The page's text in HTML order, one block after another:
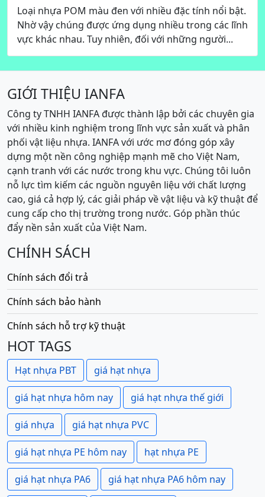
Loại nhựa POM màu đen với nhiều đặc tính nổi bật.
Nhờ vậy chúng được ứng dụng nhiều trong các lĩnh
vực khác nhau. Tuy nhiên, đối với những người...
GIỚI THIỆU IANFA
Công ty TNHH IANFA được thành lập bởi các chuyên gia
với nhiều kinh nghiệm trong lĩnh vực sản xuất và phân
phối vật liệu nhựa. IANFA với ước mơ đóng góp xây
dựng một nền công nghiệp mạnh mẽ cho Việt Nam,
cạnh tranh với các nước trong khu vực. Chúng tôi luôn
nỗ lực tìm kiếm các nguồn nguyên liệu với chất lượng
cao, giá cả hợp lý, các giải pháp về vật liệu và kỹ thuật để
cung cấp cho thị trường trong nước. Góp phần thúc
đẩy nền sản xuất của Việt Nam.
CHÍNH SÁCH
Chính sách đổi trả
Chính sách bảo hành
Chính sách hỗ trợ kỹ thuật
HOT TAGS
Hạt nhựa PBT giá hạt nhựa
giá hạt nhựa hôm nay giá hạt nhựa thế giới
giá nhựa giá hạt nhựa PVC
giá hạt nhựa PE hôm nay hạt nhựa PE
giá hạt nhựa PA6 giá hạt nhựa PA6 hôm nay